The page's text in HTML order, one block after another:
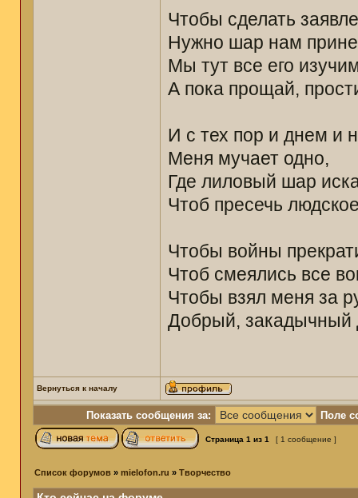
Чтобы сделать
Нужно шар нам
Мы тут все его
А пока прощай,
И с тех пор и днем и
Меня мучает одно,
Где лиловый шар
Чтоб пресечь
Чтобы войны
Чтоб смеялись все
Чтобы взял меня за
Добрый, закадычный
Вернуться к началу
Показать сообщения за: Поле
Страница 1 из 1 [ 1 сообщение ]
Список форумов » mielofon.ru » Творчество